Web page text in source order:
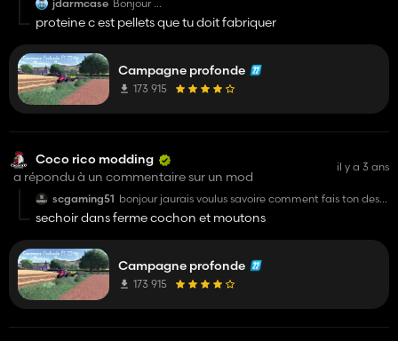
jdarmcase Bonjour
La map est incroyable superbe travail bravo.
J’ai un problème je n’arrives pas à donner des
tournesol n’est pas acceptés. Comment je peux faire?
Merci
proteine c est pellets que tu doit fabriquer
Campagne profonde
173 915
Coco rico modding
a répondu à un commentaire sur un mod
il y a 3 ans
scgaming51 bonjour jaurais voulus savoire comment fais ton des
cereale seche ? je sais pas si dautre personne on
dejas parler de ca mes quand je vois 500
sechoir dans ferme cochon et moutons
Campagne profonde
173 915